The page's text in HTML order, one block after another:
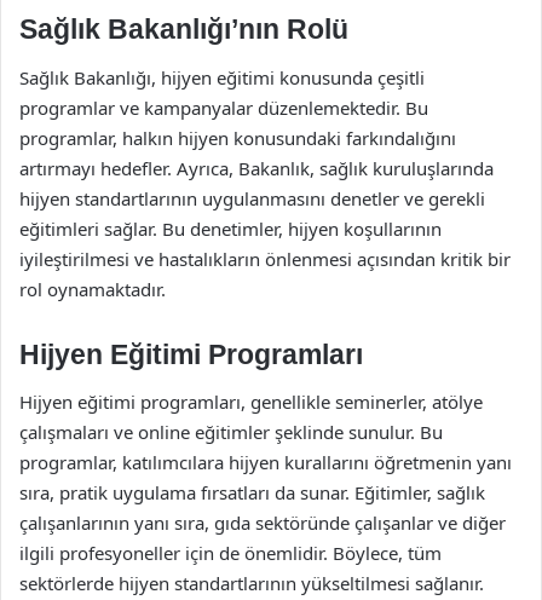
Sağlık Bakanlığı’nın Rolü
Sağlık Bakanlığı, hijyen eğitimi konusunda çeşitli
programlar ve kampanyalar düzenlemektedir. Bu
programlar, halkın hijyen konusundaki farkındalığını
artırmayı hedefler. Ayrıca, Bakanlık, sağlık kuruluşlarında
hijyen standartlarının uygulanmasını denetler ve gerekli
eğitimleri sağlar. Bu denetimler, hijyen koşullarının
iyileştirilmesi ve hastalıkların önlenmesi açısından kritik bir
rol oynamaktadır.
Hijyen Eğitimi Programları
Hijyen eğitimi programları, genellikle seminerler, atölye
çalışmaları ve online eğitimler şeklinde sunulur. Bu
programlar, katılımcılara hijyen kurallarını öğretmenin yanı
sıra, pratik uygulama fırsatları da sunar. Eğitimler, sağlık
çalışanlarının yanı sıra, gıda sektöründe çalışanlar ve diğer
ilgili profesyoneller için de önemlidir. Böylece, tüm
sektörlerde hijyen standartlarının yükseltilmesi sağlanır.